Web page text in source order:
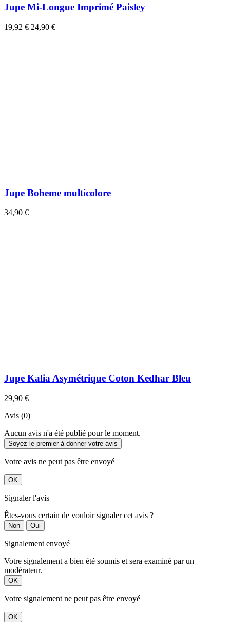
Jupe Mi-Longue Imprimé Paisley
19,92 € 24,90 €
Jupe Boheme multicolore
34,90 €
Jupe Kalia Asymétrique Coton Kedhar Bleu
29,90 €
Avis (0)
Aucun avis n'a été publié pour le moment.
Soyez le premier à donner votre avis
Votre avis ne peut pas être envoyé
OK
Signaler l'avis
Êtes-vous certain de vouloir signaler cet avis ?
Non Oui
Signalement envoyé
Votre signalement a bien été soumis et sera examiné par un
modérateur.
OK
Votre signalement ne peut pas être envoyé
OK